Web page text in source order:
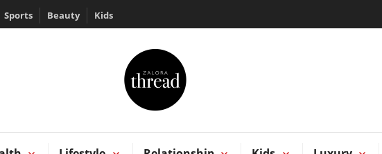
Sports Beauty Kids
by ZALORA Hong
Kong